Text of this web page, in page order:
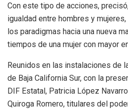
Con este tipo de acciones,
igualdad entre hombres y
los paradigmas hacia una nueva
tiempos de una mujer con mayor
Reunidos en las instalaciones de
de Baja California Sur, con la
DIF Estatal, Patricia López
Quiroga Romero, titulares del